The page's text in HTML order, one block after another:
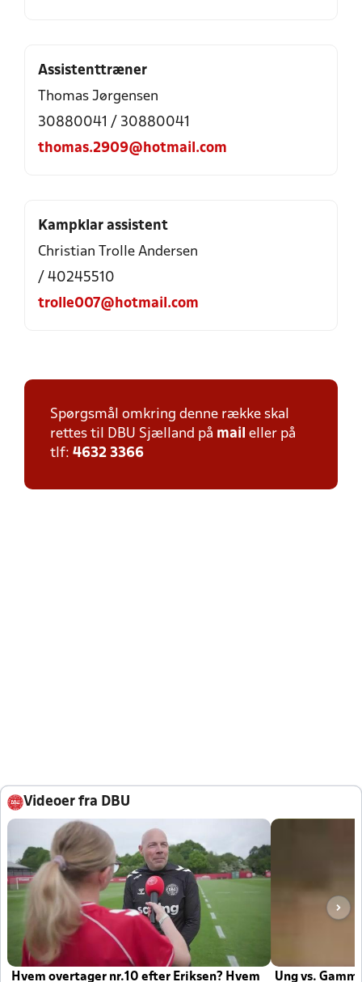
Assistenttræner
Thomas Jørgensen
30880041 / 30880041
thomas.2909@hotmail.com
Kampklar assistent
Christian Trolle Andersen
/ 40245510
trolle007@hotmail.com
Spørgsmål omkring denne række skal
rettes til DBU Sjælland på mail eller på
tlf: 4632 3366
Videoer fra DBU
Hvem overtager nr.10 efter Eriksen? Hvem
Ung vs.